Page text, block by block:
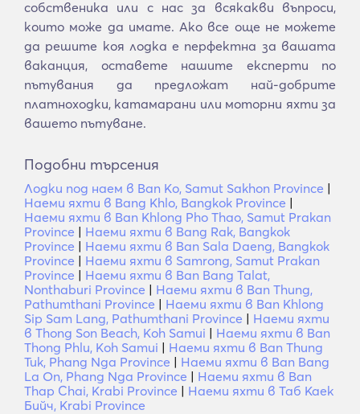
собственика или с нас за всякакви въпроси,
които може да имате. Ако все още не можете
да решите коя лодка е перфектна за вашата
ваканция, оставете нашите експерти по
пътувания да предложат най-добрите
платноходки, катамарани или моторни яхти за
вашето пътуване.
Подобни търсения
Лодки под наем в Ban Ko, Samut Sakhon Province |
Наеми яхти в Bang Khlo, Bangkok Province |
Наеми яхти в Ban Khlong Pho Thao, Samut Prakan
Province | Наеми яхти в Bang Rak, Bangkok
Province | Наеми яхти в Ban Sala Daeng, Bangkok
Province | Наеми яхти в Samrong, Samut Prakan
Province | Наеми яхти в Ban Bang Talat,
Nonthaburi Province | Наеми яхти в Ban Thung,
Pathumthani Province | Наеми яхти в Ban Khlong
Sip Sam Lang, Pathumthani Province | Наеми яхти
в Thong Son Beach, Koh Samui | Наеми яхти в Ban
Thong Phlu, Koh Samui | Наеми яхти в Ban Thung
Tuk, Phang Nga Province | Наеми яхти в Ban Bang
La On, Phang Nga Province | Наеми яхти в Ban
Thap Chai, Krabi Province | Наеми яхти в Таб Каек
Бийч, Krabi Province